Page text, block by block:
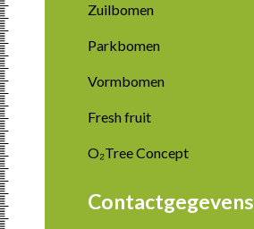
Zuilbomen
Parkbomen
Vormbomen
Fresh fruit
O₂Tree Concept
Contactgegevens